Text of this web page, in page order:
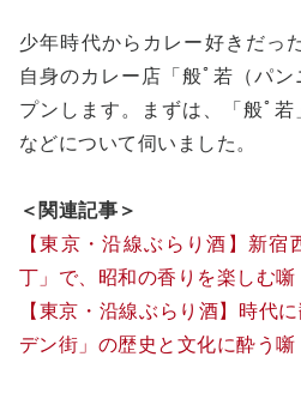
少年時代からカレー好きだっ
自身のカレー店「般ﾟ若（パ
プンします。まずは、「般ﾟ
などについて伺いました。
＜関連記事＞
【東京・沿線ぶらり酒】新
丁」で、昭和の香りを楽しむ噺
【東京・沿線ぶらり酒】時代
デン街」の歴史と文化に酔う噺